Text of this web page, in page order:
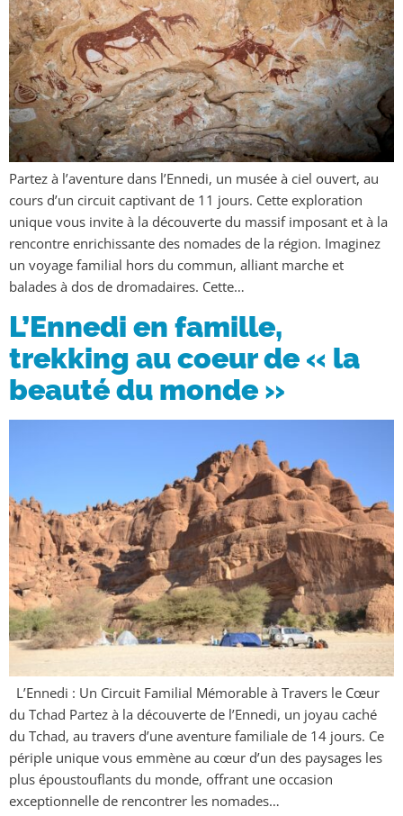
Partez à l’aventure dans l’Ennedi, un musée à ciel ouvert, au
cours d’un circuit captivant de 11 jours. Cette exploration
unique vous invite à la découverte du massif imposant et à la
rencontre enrichissante des nomades de la région. Imaginez
un voyage familial hors du commun, alliant marche et
balades à dos de dromadaires. Cette…
L’Ennedi en famille,
trekking au coeur de « la
beauté du monde »
L’Ennedi : Un Circuit Familial Mémorable à Travers le Cœur
du Tchad Partez à la découverte de l’Ennedi, un joyau caché
du Tchad, au travers d’une aventure familiale de 14 jours. Ce
périple unique vous emmène au cœur d’un des paysages les
plus époustouflants du monde, offrant une occasion
exceptionnelle de rencontrer les nomades…